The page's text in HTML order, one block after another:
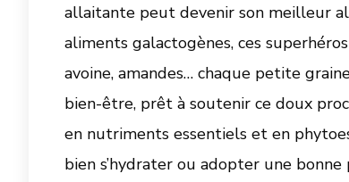
allaitante peut devenir son meilleur
aliments galactogènes, ces
avoine, amandes… chaque petite
bien-être, prêt à soutenir ce doux
en nutriments essentiels et en
bien s’hydrater ou adopter une